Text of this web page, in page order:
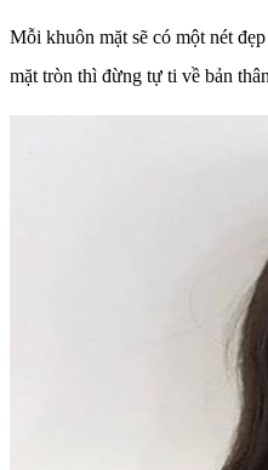
Mỗi khuôn mặt sẽ có một nét
mặt tròn thì đừng tự ti về bản